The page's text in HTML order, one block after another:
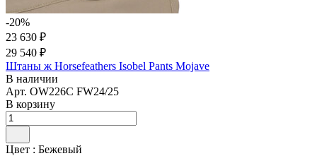
-20%
23 630 ₽
29 540 ₽
Штаны ж Horsefeathers Isobel Pants Mojave
В наличии
Арт. OW226C FW24/25
В корзину
Цвет : Бежевый